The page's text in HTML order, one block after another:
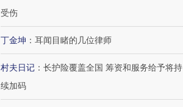
受伤
丁金坤 ： 耳闻目睹的几位律师
村夫日记 ： 长护险覆盖全国 筹资和服务给予将持
续加码